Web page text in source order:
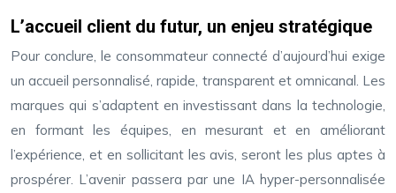
L’accueil client du futur, un enjeu stratégique
Pour conclure, le consommateur connecté d’aujourd’hui exige
un accueil personnalisé, rapide, transparent et omnicanal. Les
marques qui s’adaptent en investissant dans la technologie,
en formant les équipes, en mesurant et en améliorant
l’expérience, et en sollicitant les avis, seront les plus aptes à
prospérer. L’avenir passera par une IA hyper-personnalisée